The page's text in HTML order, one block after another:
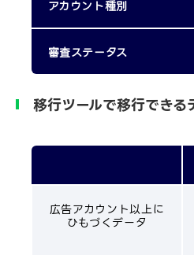
アカウント種別
審査ステータス
移行ツールで移行できる
広告アカウント以上に
ひもづくデータ